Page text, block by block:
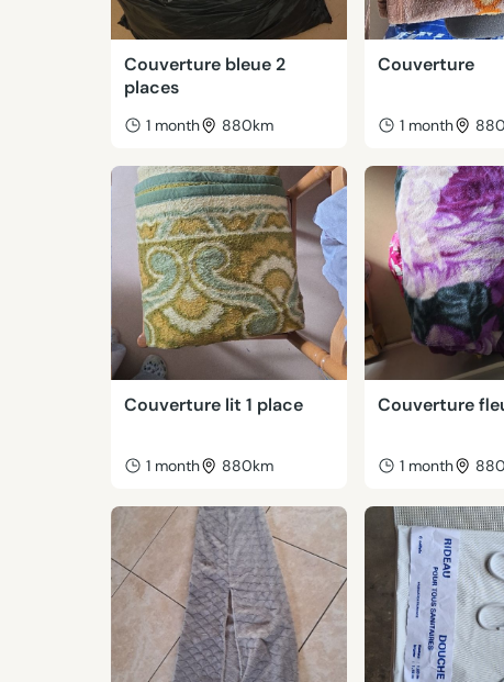
Couverture bleue 2
places
1 month 880km
Couverture
1 month
Couverture lit 1 place
1 month 880km
Couverture
1 month